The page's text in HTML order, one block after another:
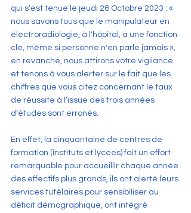
qui s’est tenue le jeudi 26 Octobre 2023 : «
nous savons tous que le manipulateur en
électroradiologie, à l'hôpital, a une fonction
clé, même si personne n'en parle jamais »,
en revanche, nous attirons votre vigilance
et tenons à vous alerter sur le fait que les
chiffres que vous citez concernant le taux
de réussite à l’issue des trois années
d’études sont erronés.
En effet, la cinquantaine de centres de
formation (instituts et lycées) fait un effort
remarquable pour accueillir chaque année
des effectifs plus grands, ils ont alerté leurs
services tutélaires pour sensibiliser au
déficit démographique, ont intégré